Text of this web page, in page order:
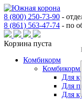
8 (800) 250-73-90 -
8 (861) 563-47-74 - по
Корзина пуста
Комбикорм
Комбикорм
Для
Для
Для